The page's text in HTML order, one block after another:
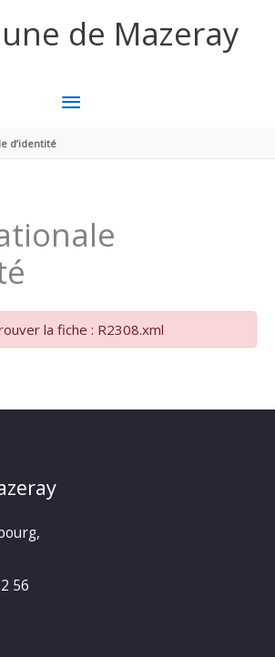
de Mazeray
MENU
d’identité
la fiche : R2308.xml
56